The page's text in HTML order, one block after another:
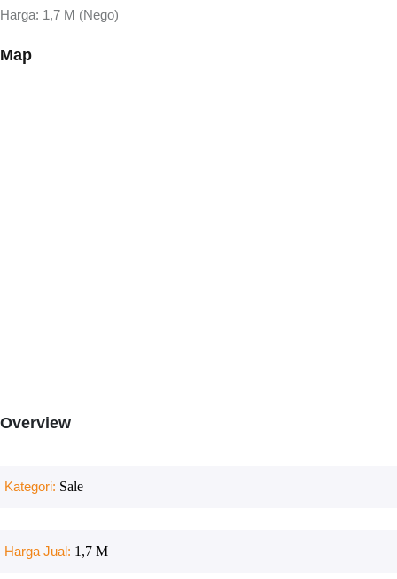
Harga: 1,7 M (Nego)
Map
Overview
Kategori: Sale
Harga Jual: 1,7 M